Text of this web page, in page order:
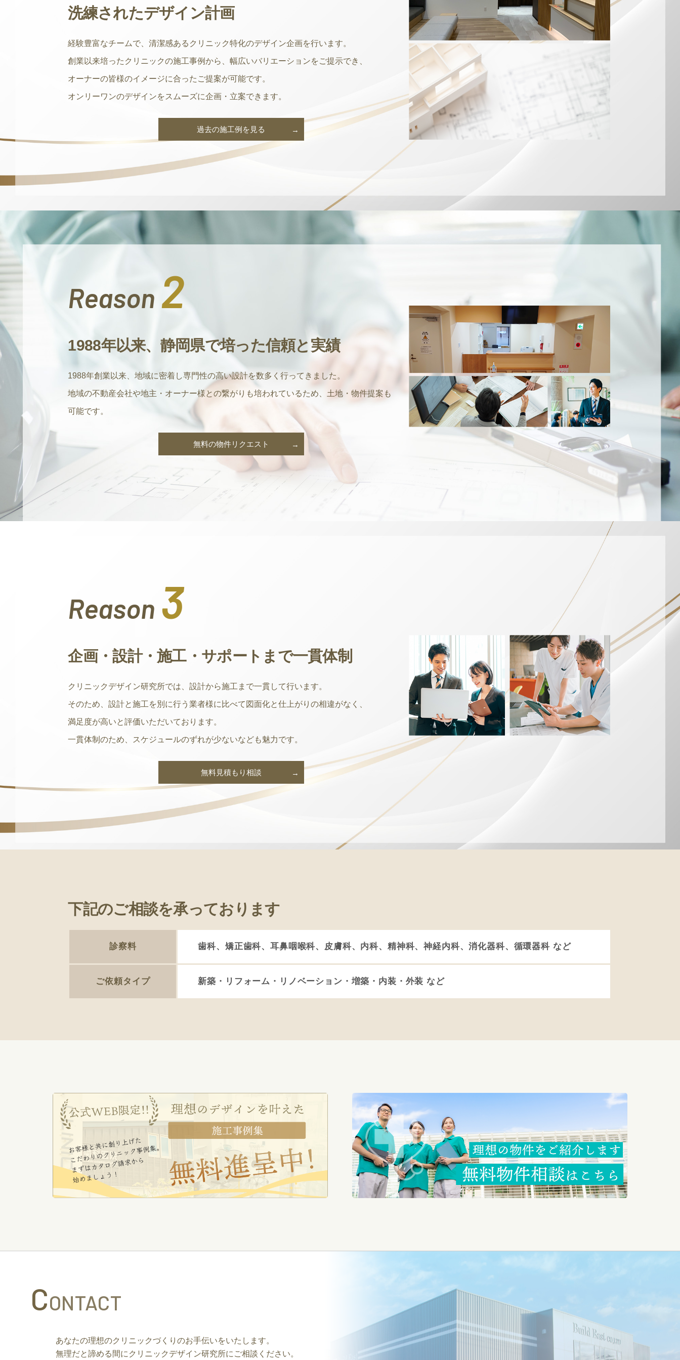
洗練されたデザイン計画
経験豊富なチームで、清潔感あるクリニック特化のデザイン企画を行います。
創業以来培ったクリニックの施工事例から、幅広いバリエーションをご提示でき、
オーナーの皆様のイメージに合ったご提案が可能です。
オンリーワンのデザインをスムーズに企画・立案できます。
過去の施工例を見る
Reason 2
1988年以来、静岡県で培った信頼と実績
1988年創業以来、地域に密着し専門性の高い設計を数多く行ってきました。
地域の不動産会社や地主・オーナー様との繋がりも培われているため、土地・物件提案も
可能です。
無料の物件リクエスト
Reason 3
企画・設計・施工・サポートまで一貫体制
クリニックデザイン研究所では、設計から施工まで一貫して行います。
そのため、設計と施工を別に行う業者様に比べて図面化と仕上がりの相違がなく、
満足度が高いと評価いただいております。
一貫体制のため、スケジュールのずれが少ないなども魅力です。
無料見積もり相談
下記のご相談を承っております
診察料 歯科、矯正歯科、耳鼻咽喉科、皮膚科、内科、精神科、神経内科、消化器科、循環器科 など
ご依頼タイプ 新築・リフォーム・リノベーション・増築・内装・外装 など
CONTACT
あなたの理想のクリニックづくりのお手伝いをいたします。
無理だと諦める間にクリニックデザイン研究所にご相談ください。